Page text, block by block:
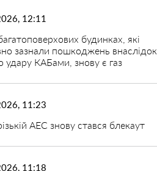
12:11
будинках, які
зазнали пошкоджень внаслідок
удару КАБами, знову є газ
11:23
АЕС знову стався блекаут
11:18